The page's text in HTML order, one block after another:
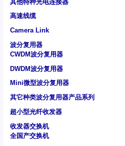
其他特种光电连接器
高速线缆
Camera Link
波分复用器
CWDM波分复用器
DWDM波分复用器
Mini微型波分复用器
其它种类波分复用器产品系列
超小型光纤收发器
收发器交换机
全国产交换机